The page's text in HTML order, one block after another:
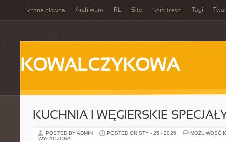
Strona główna Archiwum RL Site Spis Treści Tagi
KOWALCZYKOWA
KUCHNIA I WĘGIERSKIE
POSTED BY ADMIN POSTED ON STY - 25 - 2026
MOŻLIWOŚĆ
WYŁĄCZONA